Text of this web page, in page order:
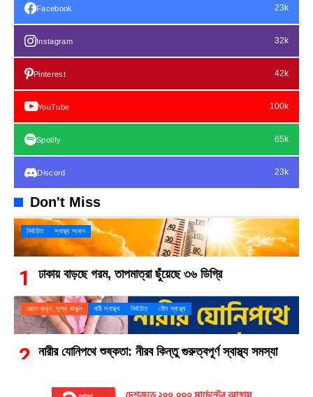
Facebook 23k
Instagram 32k
Pinterest 42k
YouTube 100k
Spotify 65k
Discord 23k
Don't Miss
নির্বাচিত স্বাস্থ্য সংবাদ
ঢাকায় বাড়ছে গরম, তাপমাত্রা ছুঁয়েছে ৩৬ ডিগ্রি
জেনে রাখুন, সুস্থ থাকুন নারী স্বাস্থ্য নির্বাচিত যৌন স্বাস্থ্য
নারীর যোনিপথে শুষ্কতা: নীরব কিন্তু গুরুত্বপূর্ণ স্বাস্থ্য সমস্যা